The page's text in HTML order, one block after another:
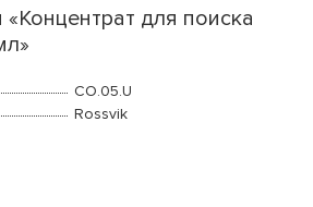
«Концентрат для поиска
CO.05.U
Rossvik